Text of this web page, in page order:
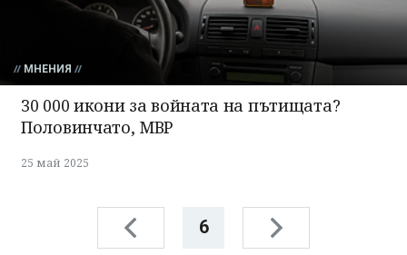
МНЕНИЯ
30 000 икони за войната на пътищата?
Половинчато, МВР
25 май 2025
6